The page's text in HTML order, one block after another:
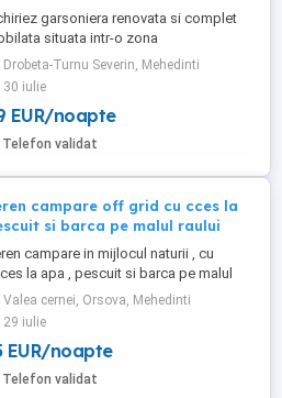
garsoniera renovata si complet
situata intr-o zona
in podea cu centrala
pe gaz,aer conditionat,
Drobeta-Turnu Severin, Mehedinti
30 iulie
EUR/noapte
Telefon validat
campare off grid cu cces la
si barca pe malul raului
campare in mijlocul naturii , cu
la apa , pescuit si barca pe malul
. Terenul se afla la orsova zona
cernei .v "off-grid" (sălbatic) Terenul
dispune de utilităti (nu există retea de
electric, apă curentă toalete sau
Turistii trebuie să vină complet
Valea cernei, Orsova, Mehedinti
29 iulie
EUR/noapte
Telefon validat